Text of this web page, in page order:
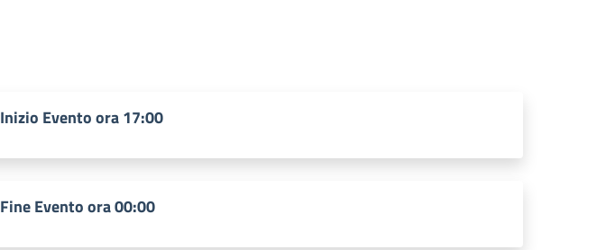
Inizio Evento ora 17:00
Fine Evento ora 00:00